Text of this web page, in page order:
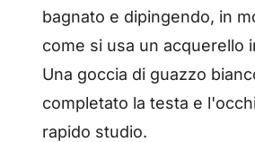
bagnato e dipingendo, in
come si usa un acquerello
Una goccia di guazzo
completato la testa e
rapido studio.